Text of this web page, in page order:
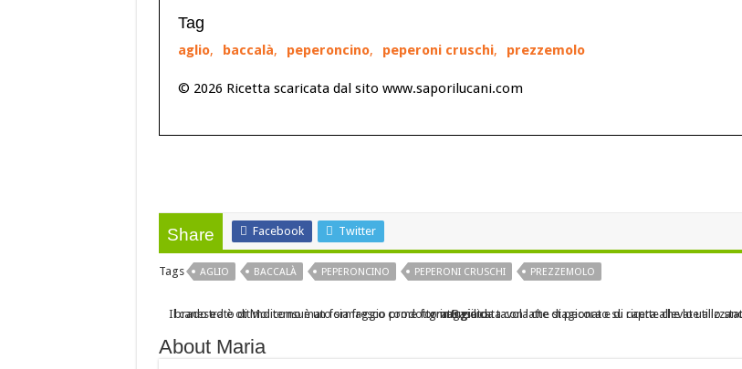
Tag
aglio, baccalà, peperoncino, peperoni cruschi, prezzemolo
© 2026 Ricetta scaricata dal sito www.saporilucani.com
Share Facebook Twitter
Tags AGLIO BACCALÀ PEPERONCINO PEPERONI CRUSCHI PREZZEMOLO
Il canestrato di Moliterno è un formaggio prodotto in Basilicata con latte di pecora e di capra allevate allo stato brado ed è ottimo consumato sia fresco come formaggio da tavola che stagionato su ricette che lo utilizzano grattugiato.
About Maria